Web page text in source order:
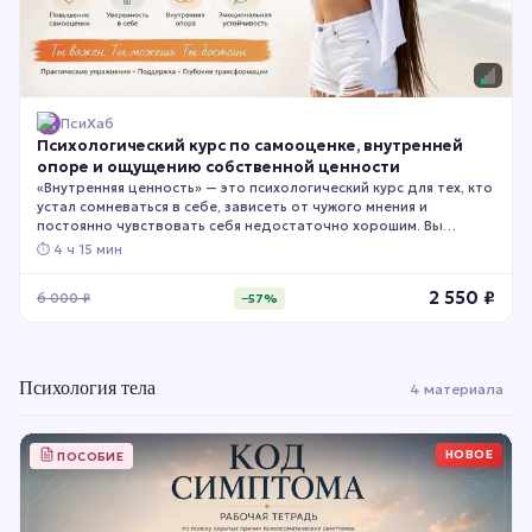
ПсиХаб
Психологический курс по самооценке, внутренней
опоре и ощущению собственной ценности
«Внутренняя ценность» — это психологический курс для тех, кто
устал сомневаться в себе, зависеть от чужого мнения и
постоянно чувствовать себя недостаточно хорошим. Вы
поймёте причины низкой самооценки, укрепите внутреннюю
⏱ 4 ч 15 мин
6 000₽ −57% 2 550 ₽
Психология тела 4 материала
ПОСОБИЕ НОВОЕ